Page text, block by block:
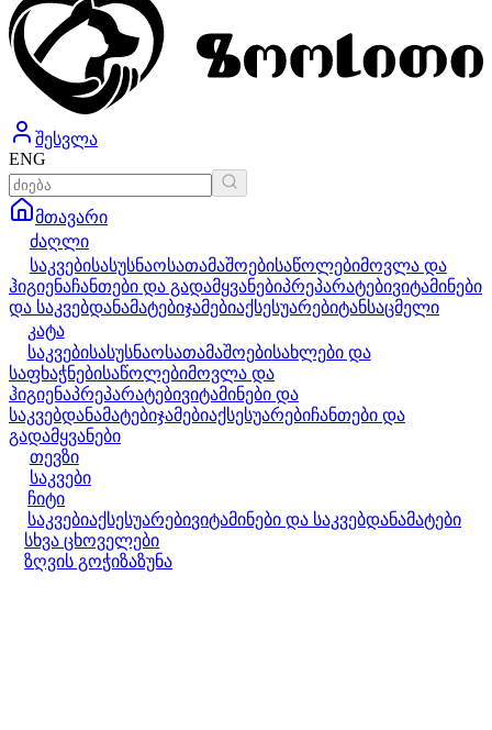
შესვლა
ENG
მთავარი
ძაღლი
საკვებისასუსნაოსათამაშოებისაწოლებიმოვლა და
ჰიგიენაჩანთები და გადამყვანებიპრეპარატებივიტამინები
და საკვებდანამატებიჯამებიაქსესუარებიტანსაცმელი
კატა
საკვებისასუსნაოსათამაშოებისახლები და
საფხაჭნებისაწოლებიმოვლა და
ჰიგიენაპრეპარატებივიტამინები და
საკვებდანამატებიჯამებიაქსესუარებიჩანთები და
გადამყვანები
თევზი
საკვები
ჩიტი
საკვებიაქსესუარებივიტამინები და საკვებდანამატები
სხვა ცხოველები
ზღვის გოჭიზაზუნა